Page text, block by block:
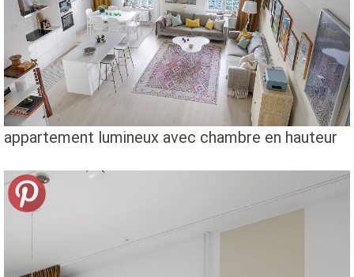
appartement lumineux avec chambre en hauteur